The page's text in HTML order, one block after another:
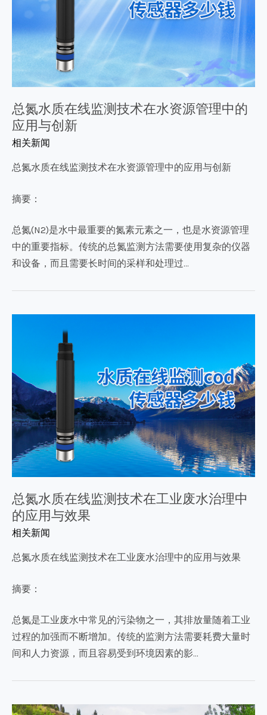
总氮水质在线监测技术在水资源管理中的
应用与创新
相关新闻
总氮水质在线监测技术在水资源管理中的应用与创新
摘要：
总氮(N2)是水中最重要的氮素元素之一，也是水资源管理
中的重要指标。传统的总氮监测方法需要使用复杂的仪器
和设备，而且需要长时间的采样和处理过…
总氮水质在线监测技术在工业废水治理中
的应用与效果
相关新闻
总氮水质在线监测技术在工业废水治理中的应用与效果
摘要：
总氮是工业废水中常见的污染物之一，其排放量随着工业
过程的加强而不断增加。传统的监测方法需要耗费大量时
间和人力资源，而且容易受到环境因素的影…